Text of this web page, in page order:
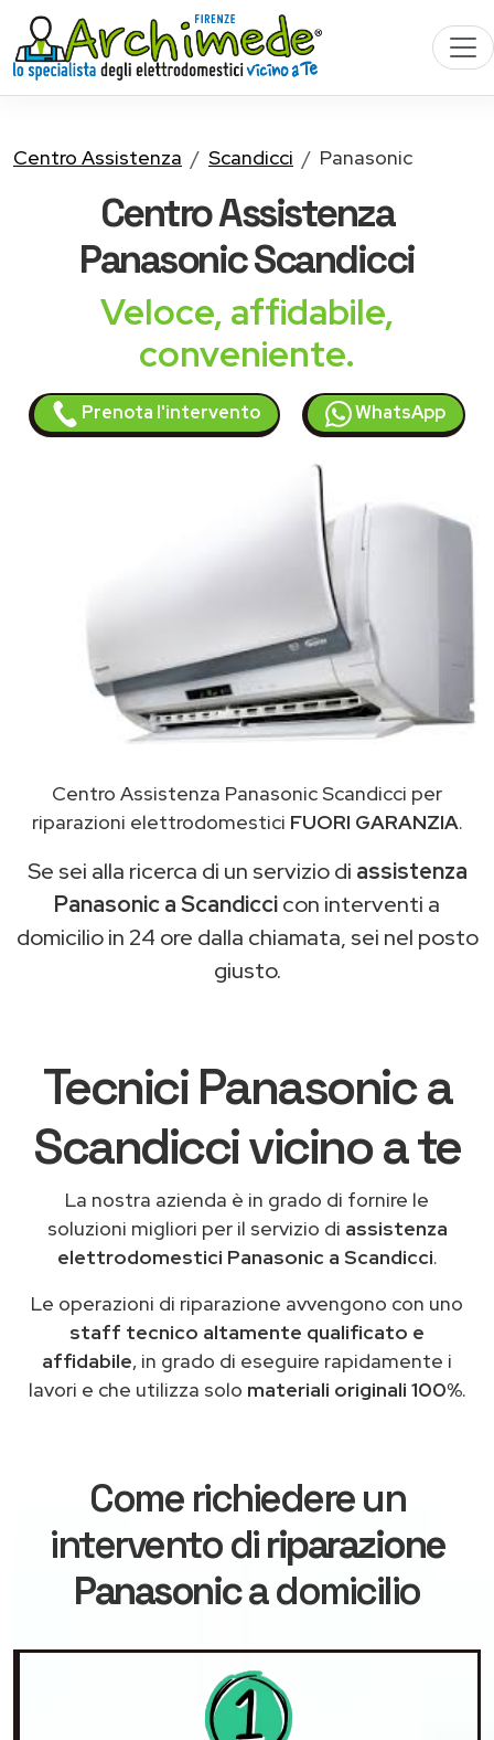
Centro Assistenza Scandicci Panasonic
Centro Assistenza
PanasonicScandicci
Veloce, affidabile,
conveniente.
Prenota l'intervento WhatsApp
Centro Assistenza Panasonic Scandicci per
riparazioni elettrodomestici FUORI GARANZIA.
Se sei alla ricerca di un servizio di assistenza
Panasonic a Scandiccicon interventi a
domicilio in 24 ore dalla chiamata, sei nel posto
giusto.
Tecnici Panasonic a
Scandicci vicino a te
La nostra azienda è in grado di fornire le
soluzioni migliori per il servizio di assistenza
elettrodomestici Panasonic a Scandicci.
Le operazioni di riparazione avvengono con uno
staff tecnico altamente qualificato e
affidabile, in grado di eseguire rapidamente i
lavori e che utilizza solo materiali originali 100%.
Come richiedere un
intervento diriparazione
Panasonica domicilio